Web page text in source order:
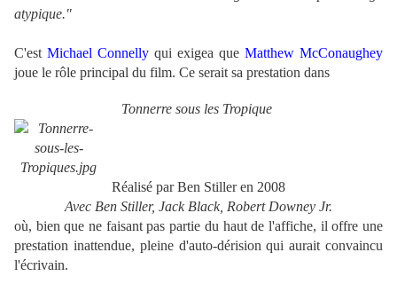
atypique."
C'est Michael Connelly qui exigea que Matthew McConaughey
joue le rôle principal du film. Ce serait sa prestation dans
Tonnerre sous les Tropique
Réalisé par Ben Stiller en 2008
Avec Ben Stiller, Jack Black, Robert Downey Jr.
où, bien que ne faisant pas partie du haut de l'affiche, il offre une
prestation inattendue, pleine d'auto-dérision qui aurait convaincu
l'écrivain.